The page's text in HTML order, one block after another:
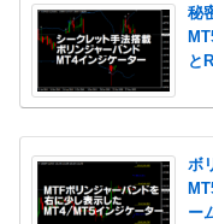
秘
と
ボ
ー